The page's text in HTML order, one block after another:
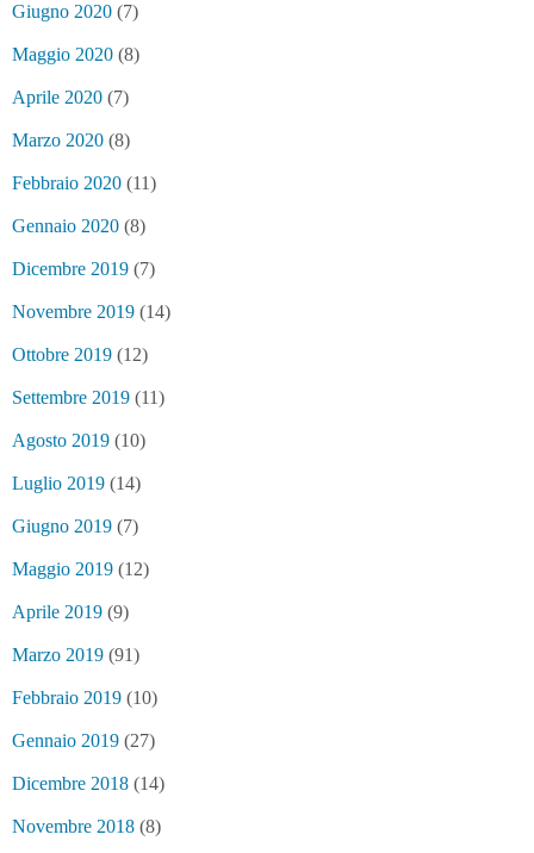
Giugno 2020 (7)
Maggio 2020 (8)
Aprile 2020 (7)
Marzo 2020 (8)
Febbraio 2020 (11)
Gennaio 2020 (8)
Dicembre 2019 (7)
Novembre 2019 (14)
Ottobre 2019 (12)
Settembre 2019 (11)
Agosto 2019 (10)
Luglio 2019 (14)
Giugno 2019 (7)
Maggio 2019 (12)
Aprile 2019 (9)
Marzo 2019 (91)
Febbraio 2019 (10)
Gennaio 2019 (27)
Dicembre 2018 (14)
Novembre 2018 (8)